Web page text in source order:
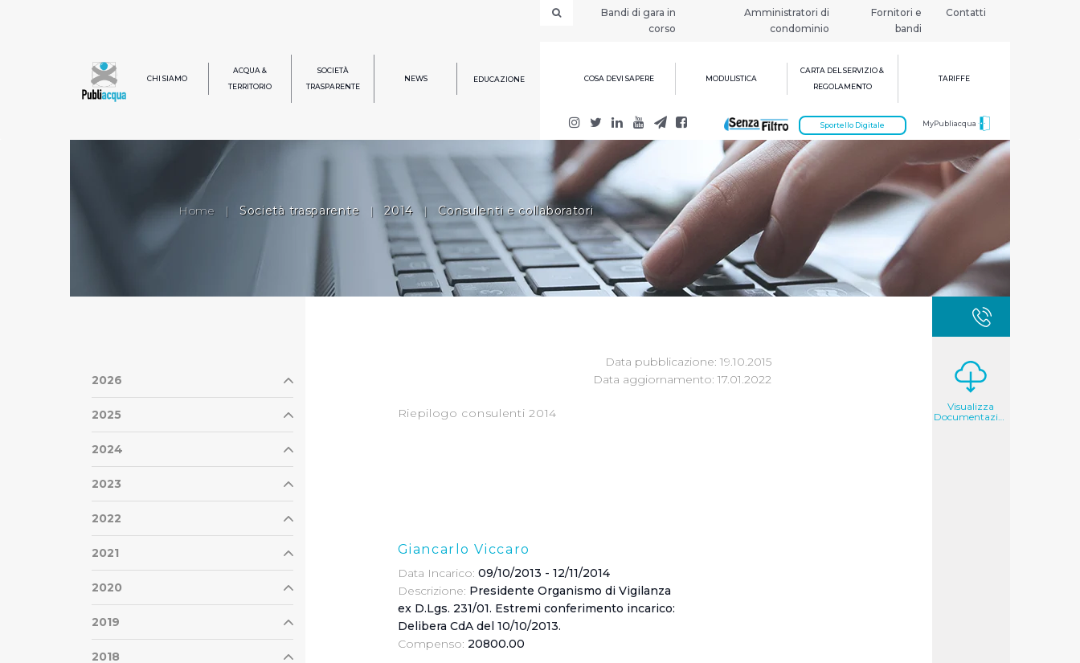
Bandi di gara in
corso
Amministratori di
condominio
Fornitori e
bandi
Contatti
CHI SIAMO
ACQUA &
TERRITORIO
SOCIETÀ
TRASPARENTE
NEWS EDUCAZIONE COSA DEVI SAPERE MODULISTICA
CARTA DEL SERVIZIO &
REGOLAMENTO
TARIFFE
MyPubliacqua
Sportello Digitale
Home | Società trasparente | 2014 | Consulenti e collaboratori
2026
2025
2024
2023
2022
2021
2020
2019
2018
Data pubblicazione: 19.10.2015
Data aggiornamento: 17.01.2022
Riepilogo consulenti 2014
Giancarlo Viccaro
Data Incarico: 09/10/2013 - 12/11/2014
Descrizione: Presidente Organismo di Vigilanza
ex D.Lgs. 231/01. Estremi conferimento incarico:
Delibera CdA del 10/10/2013.
Compenso: 20800.00
Visualizza
Documentazione